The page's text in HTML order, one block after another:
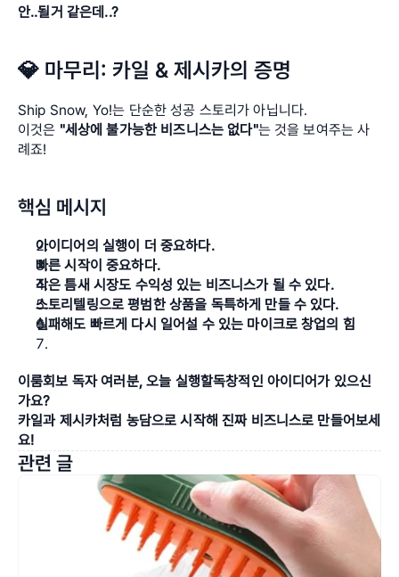
안..될거 같은데..?
💎 마무리: 카일 & 제시카의 증명
Ship Snow, Yo!는 단순한 성공 스토리가 아닙니다.
이것은 "세상에 불가능한 비즈니스는 없다"는 것을 보여주는 사
례죠!
핵심 메시지
아이디어의 실행이 더 중요하다.
빠른 시작이 중요하다.
작은 틈새 시장도 수익성 있는 비즈니스가 될 수 있다.
스토리텔링으로 평범한 상품을 독특하게 만들 수 있다.
실패해도 빠르게 다시 일어설 수 있는 마이크로 창업의 힘
이룸회보 독자 여러분, 오늘 실행할독창적인 아이디어가 있으신
가요?
카일과 제시카처럼 농담으로 시작해 진짜 비즈니스로 만들어보세
요!
관련 글